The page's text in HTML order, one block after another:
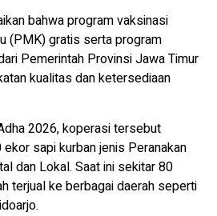
bahwa program vaksinasi
(PMK) gratis serta program
Pemerintah Provinsi Jawa Timur
kualitas dan ketersediaan
2026, koperasi tersebut
sapi kurban jenis Peranakan
dan Lokal. Saat ini sekitar 80
terjual ke berbagai daerah seperti